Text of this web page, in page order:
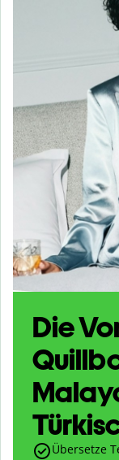
Die
Übersetze